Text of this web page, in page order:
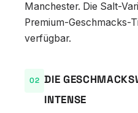
Manchester. Die Salt-
Premium-Geschmacks-
verfügbar.
DIE
INTENSE